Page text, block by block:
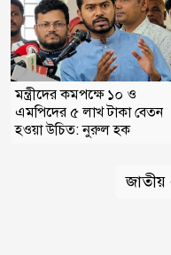
মন্ত্রীদের কমপক্ষে ১০ ও
এমপিদের ৫ লাখ টাকা বেতন
হওয়া উচিত: নুরুল হক